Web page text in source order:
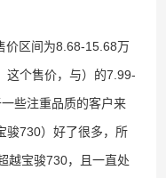
区间为8.68-15.68万
这个售价，与）的7.99-
些注重品质的客户来
骏730）好了很多，所
越宝骏730，且一直处